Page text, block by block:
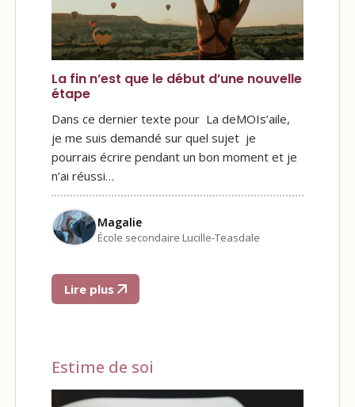
La fin n’est que le début d’une nouvelle
étape
Dans ce dernier texte pour La deMOIs’aile,
je me suis demandé sur quel sujet je
pourrais écrire pendant un bon moment et je
n’ai réussi…
Magalie
École secondaire Lucille-Teasdale
Lire plus
Estime de soi